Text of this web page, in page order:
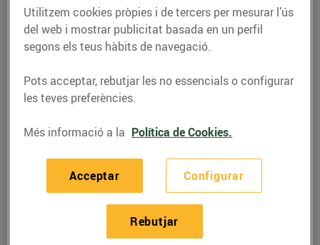
Telèfon
936898670
Trucar-hi
Horaris Bonpreu Barcelona
06/08/2026 Dijous 09:00-21:30
Divendres
Dissabte
Utilitzem cookies pròpies i de tercers per mesurar l’ús
del web i mostrar publicitat basada en un perfil
segons els teus hàbits de navegació.
Pots acceptar, rebutjar les no essencials o configurar
les teves preferències.
Més informació a la Política de Cookies.
Configurar
Rebutjar
Acceptar